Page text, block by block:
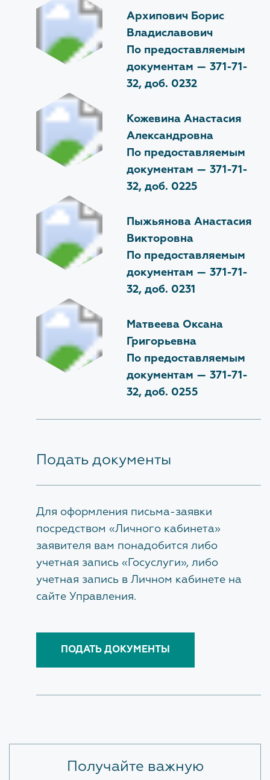
Архипович Борис
Владиславович
По предоставляемым
документам — 371-71-
32, доб. 0232
Кожевина Анастасия
Александровна
По предоставляемым
документам — 371-71-
32, доб. 0225
Пыжьянова Анастасия
Викторовна
По предоставляемым
документам — 371-71-
32, доб. 0231
Матвеева Оксана
Григорьевна
По предоставляемым
документам — 371-71-
32, доб. 0255
Подать документы
Для оформления письма-заявки
посредством «Личного кабинета»
заявителя вам понадобится либо
учетная запись «Госуслуги», либо
учетная запись в Личном кабинете на
сайте Управления.
ПОДАТЬ ДОКУМЕНТЫ
Получайте важную